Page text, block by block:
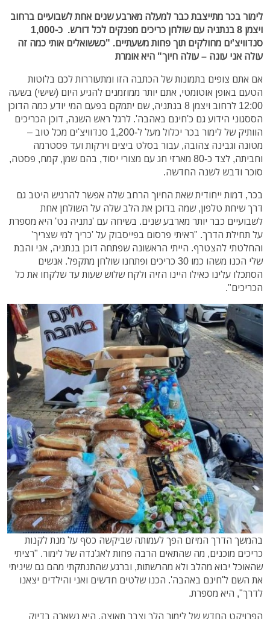
לימור בכר מתייצבת כבר למעלה מארבע שנים אחת לשבועיים ברחוב
ויצמן 8 בנתניה עם שולחן כריכים מפנקים לכל דורש. כ-1,000
סנדוויצ'ים מחולקים תוך פחות משעתיים. "כששואלים אותי כמה זה
עולה אני עונה – עולה חיוך" היא אומרת
אם אתם צופים בתמונות של הכתבה הזו ומתעוררות לכם בלוטות
הטעם באופן אוטומטי, אתם יותר ממוזמנים להגיע היום (שישי) בשעה
12:00 לרחוב ויצמן 8 בנתניה, שם יתמקם בפעם המי יודע כמה הדוכן
הססגוני הידוע גם כ'חינם באהבה'. לרגל ראש השנה, דוכן הכריכים
הוותיק של לימור בכר יכלול מעל ל-1,200 סנדוויצ'ים מכל טוב –
מטונה וגבינה צהובה, עבור בסלט ביצים וירקות ועד פסטרמה
וחביתה, לצד כ-80 מארזי חג עם מצורי יסוד, בהם שמן, קמח, פסטה,
סוכר ודבש לשנה החדשה.
בכר, דמות ייחודית שאת החיוך הרחב שלה אפשר להרגיש היטב גם
דרך שיחת טלפון, שמה בדוכן את הלב שלה על השולחן אחת
לשבועיים כבר יותר מארבע שנים. בשיחה עם 'נתניה נט' היא מספרת
על תחילת הדרך. "ראיתי פרסום בפייסבוק על 'כריך למי שצריך'
והחלטתי להצטרף. הייתי הראשונה שפתחה דוכן בנתניה, אני והבת
שלי הכנו משהו כמו 30 כריכים ופתחנו שולחן מתקפל. אנשים
הסתכלו עלינו כאילו היינו הזיה ולקח שלוש שעות עד שלקחו את כל
הכריכים".
בהמשך הדרך המיזם הפך לעמותה שביקשה כסף על מנת לקנות
כריכים מוכנים, מה שהתאים הרבה פחות לאג'נדה של לימור. "רציתי
שהאוכל יבוא מהלב ולא מהרשתות, וברגע שהתנתקתי מהם גם שיניתי
את השם ל'חינם באהבה'. הכנו שלטים חדשים ואני והילדים יצאנו
לדרך", היא מספרת.
הפרויקט החדש של לימור הלך וצבר תאוצה. היא נשארה בדיוק